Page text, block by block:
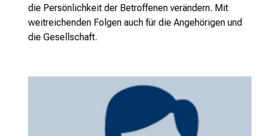
die Persönlichkeit der Betroffenen verändern. Mit
weitreichenden Folgen auch für die Angehörigen und
die Gesellschaft.